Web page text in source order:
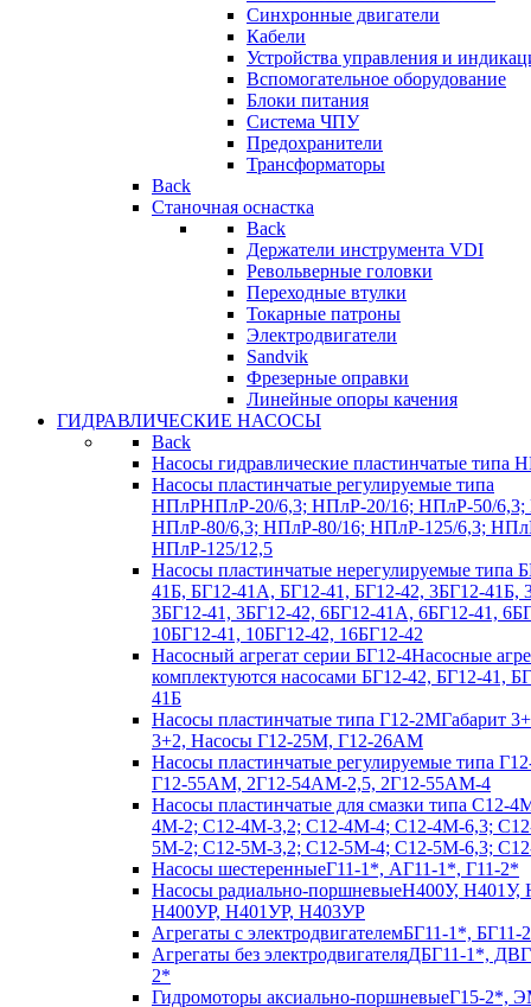
Синхронные двигатели
Кабели
Устройства управления и
Вспомогательное оборудование
Блоки питания
Система ЧПУ
Предохранители
Трансформаторы
Back
Станочная оснастка
Back
Держатели инструмента VDI
Револьверные головки
Переходные втулки
Токарные патроны
Электродвигатели
Sandvik
Фрезерные оправки
Линейные опоры качения
ГИДРАВЛИЧЕСКИЕ НАСОСЫ
Back
Насосы гидравлические пластинчатые типа
Насосы пластинчатые регулируемые типа
НПлРНПлР-20/6,3; НПлР-20/16; НПлР-50/6,3;
НПлР-80/6,3; НПлР-80/16; НПлР-125/6,3;
НПлР-125/12,5
Насосы пластинчатые нерегулируемые типа
41Б, БГ12-41А, БГ12-41, БГ12-42, 3БГ12-41Б,
3БГ12-41, 3БГ12-42, 6БГ12-41А, 6БГ12-41,
10БГ12-41, 10БГ12-42, 16БГ12-42
Насосный агрегат серии БГ12-4Насосные
комплектуются насосами БГ12-42, БГ12-41,
41Б
Насосы пластинчатые типа Г12-2МГабарит
3+2, Насосы Г12-25М, Г12-26АМ
Насосы пластинчатые регулируемые типа
Г12-55АМ, 2Г12-54АМ-2,5, 2Г12-55АМ-4
Насосы пластинчатые для смазки типа C12-
4М-2; С12-4М-3,2; С12-4М-4; С12-4М-6,3;
5М-2; С12-5М-3,2; С12-5М-4; С12-5М-6,3;
Насосы шестеренныеГ11-1*, АГ11-1*, Г11-2*
Насосы радиально-поршневыеН400У, Н401У,
Н400УР, Н401УР, Н403УР
Агрегаты с электродвигателемБГ11-1*, БГ11-
Агрегаты без электродвигателяДБГ11-1*,
2*
Гидромоторы аксиально-поршневыеГ15-2*,